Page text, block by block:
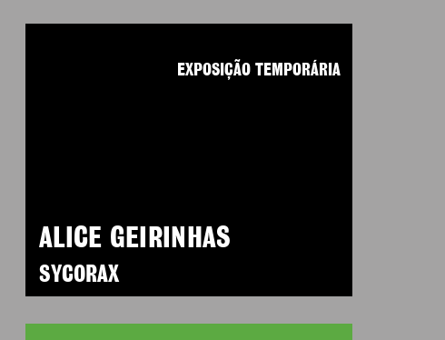
ALICE GEIRINHAS
SYCORAX
EXPOSIÇÃO TEMPORÁRIA